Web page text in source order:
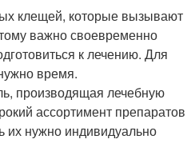
клещей, которые вызывают
важно своевременно
к лечению. Для
время.
производящая лечебную
ассортимент препаратов
их нужно индивидуально